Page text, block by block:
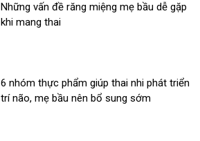
Những vấn đề răng miệng mẹ bầu dễ gặp
khi mang thai
6 nhóm thực phẩm giúp thai nhi phát triển
trí não, mẹ bầu nên bổ sung sớm